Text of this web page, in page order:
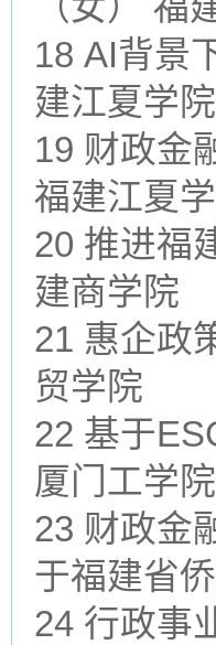
18 AI背景
建江夏学院
19 财政金
福建江夏
20 推进福
建商学院
21 惠企政
贸学院
22 基于
厦门工学院
23 财政金
于福建省
24 行政事